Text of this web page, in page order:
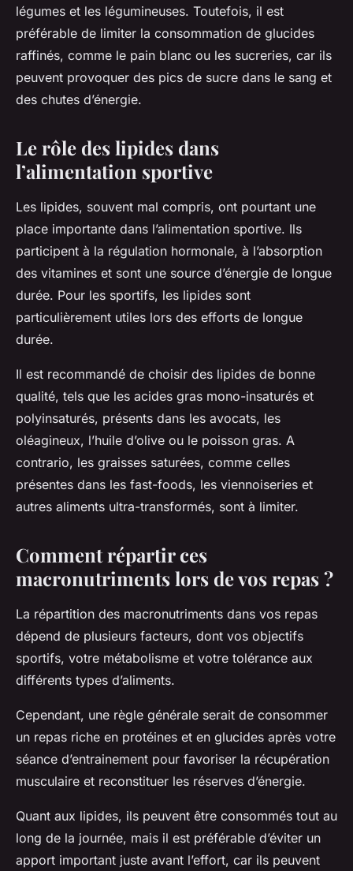
légumes et les légumineuses. Toutefois, il est
préférable de limiter la consommation de glucides
raffinés, comme le pain blanc ou les sucreries, car ils
peuvent provoquer des pics de sucre dans le sang et
des chutes d’énergie.
Le rôle des lipides dans
l’alimentation sportive
Les lipides, souvent mal compris, ont pourtant une
place importante dans l’alimentation sportive. Ils
participent à la régulation hormonale, à l’absorption
des vitamines et sont une source d’énergie de longue
durée. Pour les sportifs, les lipides sont
particulièrement utiles lors des efforts de longue
durée.
Il est recommandé de choisir des lipides de bonne
qualité, tels que les acides gras mono-insaturés et
polyinsaturés, présents dans les avocats, les
oléagineux, l’huile d’olive ou le poisson gras. A
contrario, les graisses saturées, comme celles
présentes dans les fast-foods, les viennoiseries et
autres aliments ultra-transformés, sont à limiter.
Comment répartir ces
macronutriments lors de vos repas ?
La répartition des macronutriments dans vos repas
dépend de plusieurs facteurs, dont vos objectifs
sportifs, votre métabolisme et votre tolérance aux
différents types d’aliments.
Cependant, une règle générale serait de consommer
un repas riche en protéines et en glucides après votre
séance d’entrainement pour favoriser la récupération
musculaire et reconstituer les réserves d’énergie.
Quant aux lipides, ils peuvent être consommés tout au
long de la journée, mais il est préférable d’éviter un
apport important juste avant l’effort, car ils peuvent